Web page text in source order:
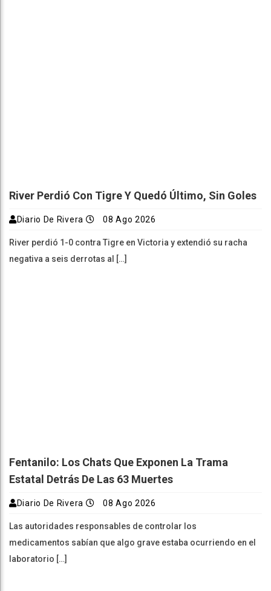
River Perdió Con Tigre Y Quedó Último, Sin Goles
Diario De Rivera 08 Ago 2026
River perdió 1-0 contra Tigre en Victoria y extendió su racha
negativa a seis derrotas al […]
Fentanilo: Los Chats Que Exponen La Trama
Estatal Detrás De Las 63 Muertes
Diario De Rivera 08 Ago 2026
Las autoridades responsables de controlar los
medicamentos sabían que algo grave estaba ocurriendo en el
laboratorio […]